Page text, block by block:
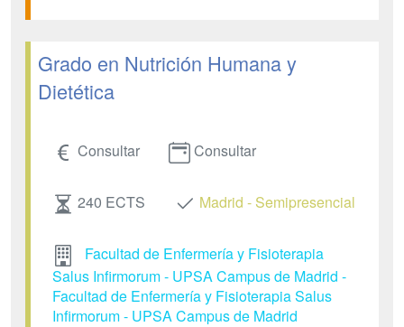
Grado en Nutrición Humana y
Dietética
Consultar Consultar
240 ECTS Madrid - Semipresencial
Facultad de Enfermería y Fisioterapia
Salus Infirmorum - UPSA Campus de Madrid -
Facultad de Enfermería y Fisioterapia Salus
Infirmorum - UPSA Campus de Madrid